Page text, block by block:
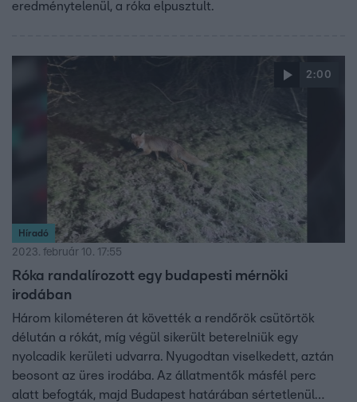
eredménytelenül, a róka elpusztult.
2:00
Híradó
2023. február 10. 17:55
Róka randalírozott egy budapesti mérnöki
irodában
Három kilométeren át követték a rendőrök csütörtök
délután a rókát, míg végül sikerült beterelniük egy
nyolcadik kerületi udvarra. Nyugodtan viselkedett, aztán
beosont az üres irodába. Az állatmentők másfél perc
alatt befogták, majd Budapest határában sértetlenül